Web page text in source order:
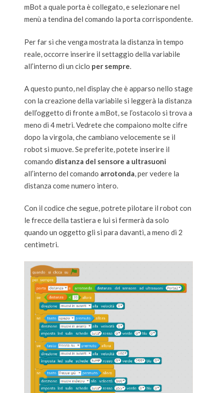
mBot a quale porta è collegato, e selezionare nel
menù a tendina del comando la porta corrispondente.
Per far sì che venga mostrata la distanza in tempo
reale, occorre inserire il settaggio della variabile
all’interno di un ciclo per sempre
A questo punto, nel display che è apparso nello stage
con la creazione della variabile si leggerà la distanza
dell’oggetto di fronte a mBot, se l’ostacolo si trova a
meno di 4 metri. Vedrete che compaiono molte cifre
dopo la virgola, che cambiano velocemente se il
robot si muove. Se preferite, potete inserire il
comando distanza del sensore a ultrasuoni
all’interno del comando arrotonda, per vedere la
distanza come numero intero.
Con il codice che segue, potrete pilotare il robot con
le frecce della tastiera e lui si fermerà da solo
quando un oggetto gli si para davanti, a meno di 2
centimetri.